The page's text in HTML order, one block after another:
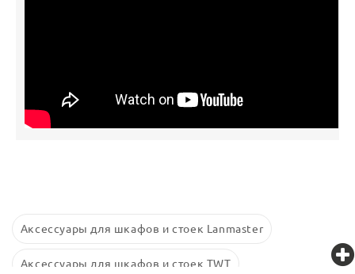
Аксессуары для шкафов и стоек Lanmaster
Аксессуары для шкафов и стоек TWT